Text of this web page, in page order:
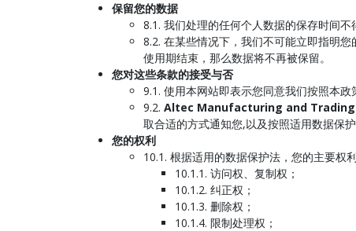
保留您的数据
8.1. 我们处理的任何个人数据的保存时间不
8.2. 在某些情况下，我们不可能立即指明
使用期结束，那么数据将不再被保留。
您对这些条款的接受与否
9.1. 使用本网站即表示您同意我们按照本政
9.2. Altec Manufacturing and Trading
取合适的方式通知您,以及按照适用数据保
您的权利
10.1. 根据适用的数据保护法，您的主要权
10.1.1. 访问权、复制权；
10.1.2. 纠正权；
10.1.3. 删除权；
10.1.4. 限制处理权；